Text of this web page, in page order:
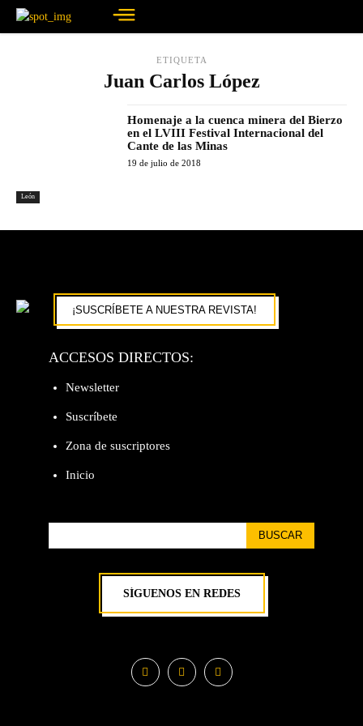
ETIQUETA
Juan Carlos López
León
Homenaje a la cuenca minera del Bierzo
en el LVIII Festival Internacional del
Cante de las Minas
19 de julio de 2018
¡SUSCRÍBETE A NUESTRA REVISTA!
ACCESOS DIRECTOS:
Newsletter
Suscríbete
Zona de suscriptores
Inicio
BUSCAR
SÍGUENOS EN REDES